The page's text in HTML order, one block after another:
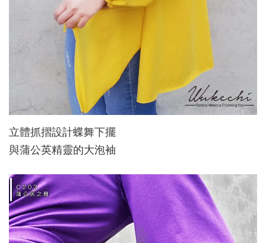
立體抓摺設計蝶舞下擺
與蒲公英精靈的大泡袖